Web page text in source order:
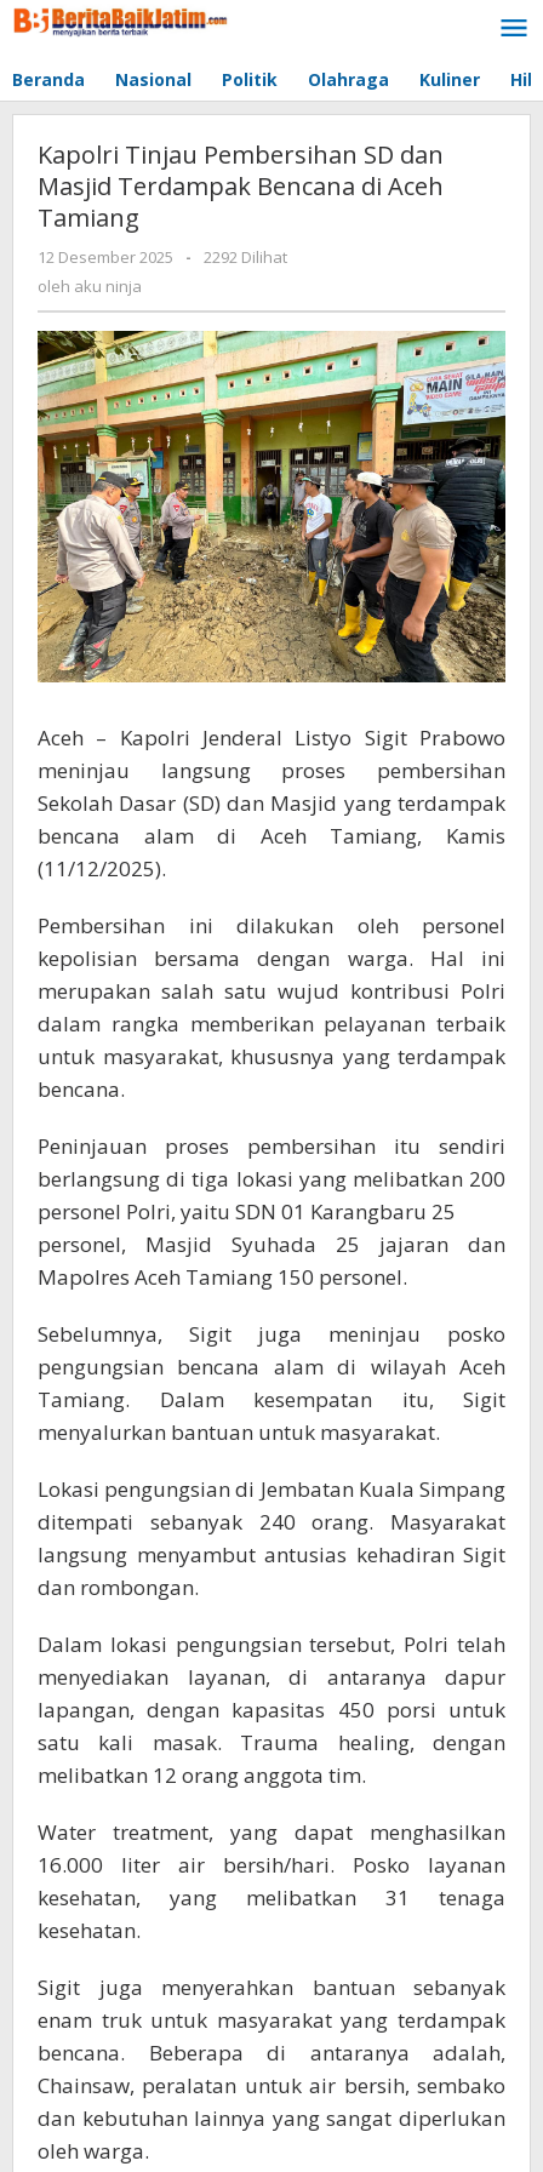
Lewati
ke
Beranda Nasional Politik Olahraga Kuliner
Kapolri Tinjau Pembersihan SD dan
Masjid Terdampak Bencana di Aceh
Tamiang
12 Desember 2025
oleh
-
2292 Dilihat
oleh aku ninja
Aceh – Kapolri Jenderal Listyo Sigit Prabowo
meninjau langsung proses pembersihan
Sekolah Dasar (SD) dan Masjid yang terdampak
bencana alam di Aceh Tamiang, Kamis
(11/12/2025).
Pembersihan ini dilakukan oleh personel
kepolisian bersama dengan warga. Hal ini
merupakan salah satu wujud kontribusi Polri
dalam rangka memberikan pelayanan terbaik
untuk masyarakat, khususnya yang terdampak
bencana.
Peninjauan proses pembersihan itu sendiri
berlangsung di tiga lokasi yang melibatkan 200
personel Polri, yaitu SDN 01 Karangbaru 25
personel, Masjid Syuhada 25 jajaran dan
Mapolres Aceh Tamiang 150 personel.
Sebelumnya, Sigit juga meninjau posko
pengungsian bencana alam di wilayah Aceh
Tamiang. Dalam kesempatan itu, Sigit
menyalurkan bantuan untuk masyarakat.
Lokasi pengungsian di Jembatan Kuala Simpang
ditempati sebanyak 240 orang. Masyarakat
langsung menyambut antusias kehadiran Sigit
dan rombongan.
Dalam lokasi pengungsian tersebut, Polri telah
menyediakan layanan, di antaranya dapur
lapangan, dengan kapasitas 450 porsi untuk
satu kali masak. Trauma healing, dengan
melibatkan 12 orang anggota tim.
Water treatment, yang dapat menghasilkan
16.000 liter air bersih/hari. Posko layanan
kesehatan, yang melibatkan 31 tenaga
kesehatan.
Sigit juga menyerahkan bantuan sebanyak
enam truk untuk masyarakat yang terdampak
bencana. Beberapa di antaranya adalah,
Chainsaw, peralatan untuk air bersih, sembako
dan kebutuhan lainnya yang sangat diperlukan
oleh warga.